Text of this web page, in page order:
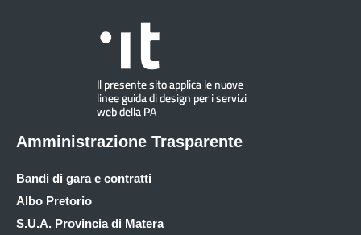
Amministrazione Trasparente
Bandi di gara e contratti
Albo Pretorio
S.U.A. Provincia di Matera